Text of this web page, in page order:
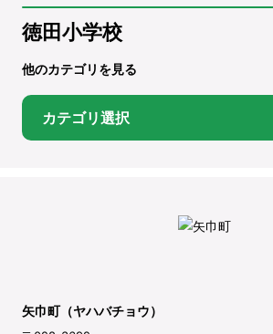
徳田小学校
他のカテゴリを見る
カテゴリ選択
矢巾町（ヤハバチョウ）